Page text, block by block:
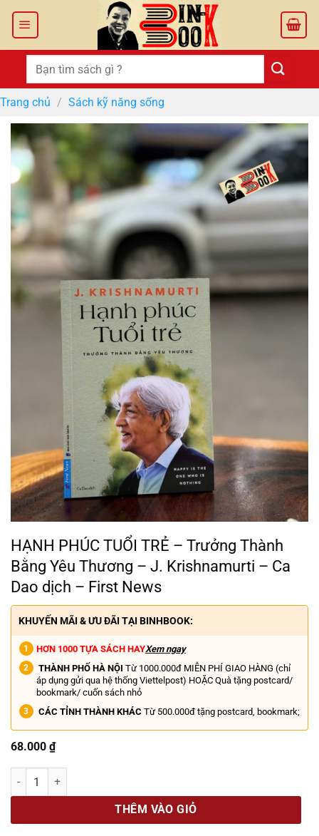
Tìm
kiếm:
Trang chủ / Sách kỹ năng sống
HẠNH PHÚC TUỔI TRẺ – Trưởng Thành
Bằng Yêu Thương – J. Krishnamurti – Ca
Dao dịch – First News
KHUYẾN MÃI & ƯU ĐÃI TẠI BINHBOOK:
HƠN 1000 TỰA SÁCH HAYXem ngay
THÀNH PHỐ HÀ NỘI Từ 1000.000đ MIỄN PHÍ GIAO HÀNG (chỉ
áp dụng gửi qua hệ thống Viettelpost) HOẶC Quà tặng postcard/
bookmark/ cuốn sách nhỏ
CÁC TỈNH THÀNH KHÁC Từ 500.000đ tặng postcard, bookmark;
68.000 ₫
HẠNH PHÚC TUỔI TRẺ - Trưởng Thành Bằng Yêu Thương - J.
THÊM VÀO GIỎ